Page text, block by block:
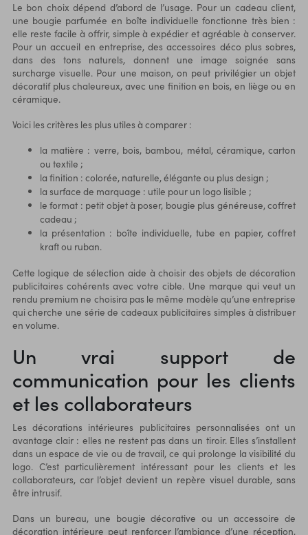
Le bon choix dépend d’abord de l’usage. Pour un cadeau client,
une bougie parfumée en boîte individuelle fonctionne très bien :
elle reste facile à offrir, simple à expédier et agréable à conserver.
Pour un accueil en entreprise, des accessoires déco plus sobres,
dans des tons naturels, donnent une image soignée sans
surcharge visuelle. Pour une maison, on peut privilégier un objet
décoratif plus chaleureux, avec une finition en bois, en liège ou en
céramique.
Voici les critères les plus utiles à comparer :
la matière : verre, bois, bambou, métal, céramique, carton
ou textile ;
la finition : colorée, naturelle, élégante ou plus design ;
la surface de marquage : utile pour un logo lisible ;
le format : petit objet à poser, bougie plus généreuse, coffret
cadeau ;
la présentation : boîte individuelle, tube en papier, coffret
kraft ou ruban.
Cette logique de sélection aide à choisir des objets de décoration
publicitaires cohérents avec votre cible. Une marque qui veut un
rendu premium ne choisira pas le même modèle qu’une entreprise
qui cherche une série de cadeaux publicitaires simples à distribuer
en volume.
Un vrai support de
communication pour les clients
et les collaborateurs
Les décorations intérieures publicitaires personnalisées ont un
avantage clair : elles ne restent pas dans un tiroir. Elles s’installent
dans un espace de vie ou de travail, ce qui prolonge la visibilité du
logo. C’est particulièrement intéressant pour les clients et les
collaborateurs, car l’objet devient un repère visuel durable, sans
être intrusif.
Dans un bureau, une bougie décorative ou un accessoire de
décoration intérieure peut renforcer l’ambiance d’une réception,